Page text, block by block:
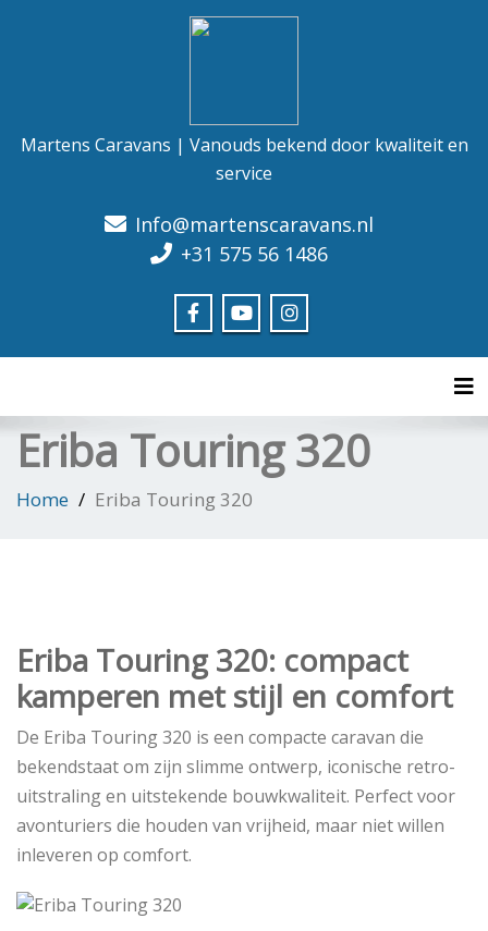
Martens Caravans | Vanouds bekend door kwaliteit en
service
Info@martenscaravans.nl
+31 575 56 1486
Eriba Touring 320
Home Eriba Touring 320
Eriba Touring 320: compact
kamperen met stijl en comfort
De Eriba Touring 320 is een compacte caravan die
bekendstaat om zijn slimme ontwerp, iconische retro-
uitstraling en uitstekende bouwkwaliteit. Perfect voor
avonturiers die houden van vrijheid, maar niet willen
inleveren op comfort.